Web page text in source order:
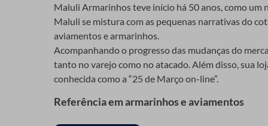
Decoração de Festas e Eventos
Se você gosta de decorar festas, a fita gorgurão
maneiras para criar uma atmosfera única e
Como Escolher a Fita
Maluli Armarinhos teve início há 50 anos, como um
Maluli se mistura com as pequenas narrativas do
aviamentos e armarinhos.
Acompanhando o progresso das mudanças do
tanto no varejo como no atacado. Além disso, sua
conhecida como a “25 de Março on-line”.
Referência em armarinhos e aviamentos